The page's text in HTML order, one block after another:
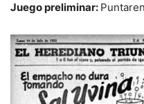
Juego preliminar: